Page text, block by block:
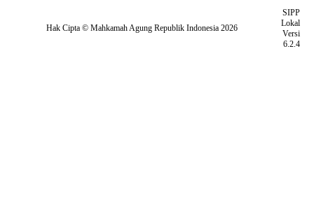
Hak Cipta © Mahkamah Agung Republik Indonesia 2026
SIPP
Lokal
Versi
6.2.4